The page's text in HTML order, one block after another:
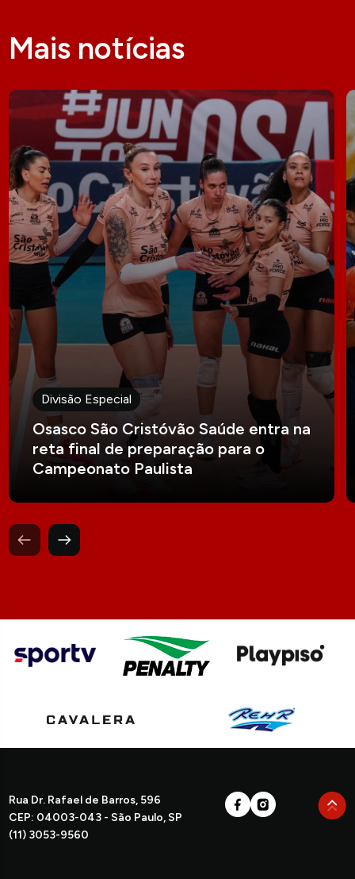
Mais notícias
Divisão Especial
Osasco São Cristóvão Saúde entra na
reta final de preparação para o
Campeonato Paulista
Rua Dr. Rafael de Barros, 596
CEP: 04003-043 - São Paulo, SP
(11) 3053-9560